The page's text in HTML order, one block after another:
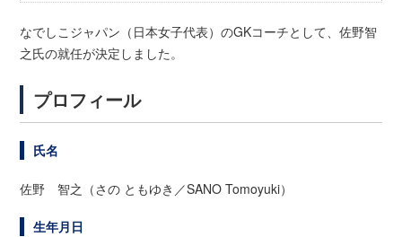
なでしこジャパン（日本女子代表）のGKコーチとして、佐野智
之氏の就任が決定しました。
プロフィール
氏名
佐野 智之（さの ともゆき／SANO Tomoyuki）
生年月日